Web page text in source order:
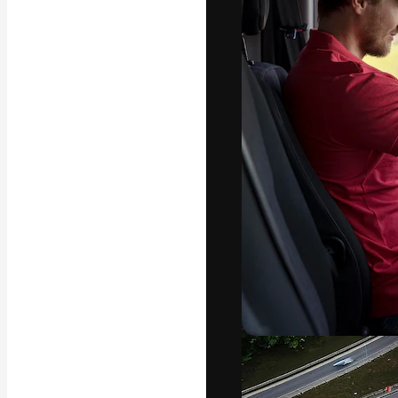
La plataforma
trabajo. Más
entre
estudios.
Español
Copyright ©